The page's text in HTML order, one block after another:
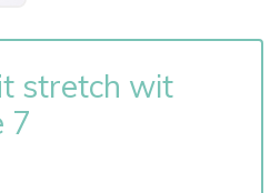
stretch wit
7